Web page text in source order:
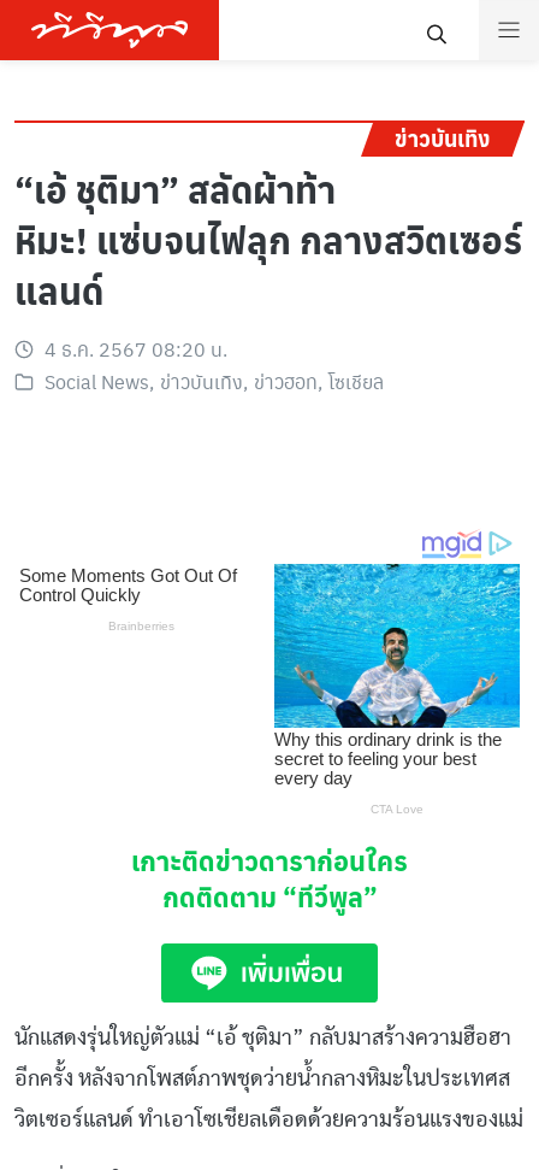
ข่าวบันเทิง
“เอ้ ชุติมา” สลัดผ้าท้า
หิมะ! แซ่บจนไฟลุก กลางสวิตเซอร์
แลนด์
4 ธ.ค. 2567 08:20 น.
Social News, ข่าวบันเทิง, ข่าวฮอท, โซเชียล
เกาะติดข่าวดาราก่อนใคร
กดติดตาม “ทีวีพูล”
นักแสดงรุ่นใหญ่ตัวแม่ “เอ้ ชุติมา” กลับมาสร้างความฮือฮา
อีกครั้ง หลังจากโพสต์ภาพชุดว่ายน้ำกลางหิมะในประเทศส
วิตเซอร์แลนด์ ทำเอาโซเชียลเดือดด้วยความร้อนแรงของแม่